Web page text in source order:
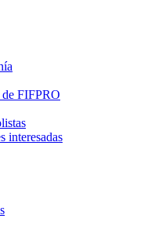
FIFPRO
interesadas